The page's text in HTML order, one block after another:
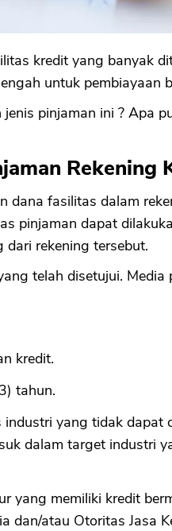
kredit yang banyak
untuk pembiayaan
pinjaman ini ? Apa
Rekening
dana fasilitas dalam
pinjaman dapat
rekening tersebut.
telah disetujui. Media
kredit.
tahun.
yang tidak dapat
dalam target industri
yang memiliki kredit
dan/atau Otoritas Jasa